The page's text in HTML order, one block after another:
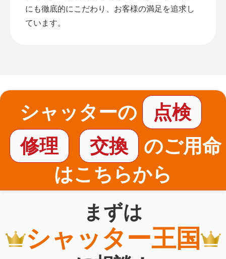
にも徹底的にこだわり、お客様の満足を追求し
ています。
シャッターの
点検
修理
交換
のご用命
はこちらから
まずは
シャッター王国